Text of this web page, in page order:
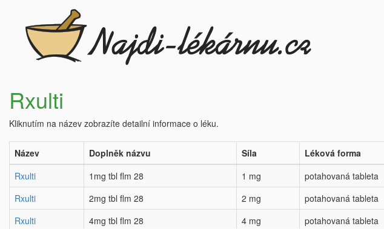
Rxulti
Kliknutím na název zobrazíte detailní informace o léku.
Název Doplněk názvu Síla Léková forma
Rxulti
1mg tbl flm 28 1 mg potahovaná tableta
Rxulti
2mg tbl flm 28 2 mg potahovaná tableta
Rxulti
4mg tbl flm 28 4 mg potahovaná tableta